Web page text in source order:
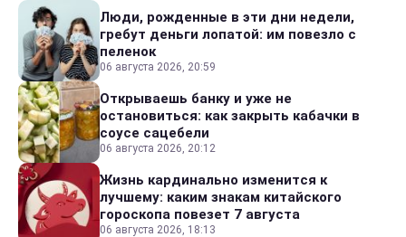
Люди, рожденные в эти дни недели,
гребут деньги лопатой: им повезло с
пеленок
06 августа 2026, 20:59
Открываешь банку и уже не
остановиться: как закрыть кабачки в
соусе сацебели
06 августа 2026, 20:12
Жизнь кардинально изменится к
лучшему: каким знакам китайского
гороскопа повезет 7 августа
06 августа 2026, 18:13